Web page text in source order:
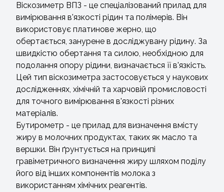
Віскозиметр ВПЗ - це спеціалізований прилад для
вимірювання в'язкості рідин та полімерів. Він
використовує платинове жерно, що
обертається, занурене в досліджувану рідину. За
швидкістю обертання та силою, необхідною для
подолання опору рідини, визначається її в'язкість.
Цей тип віскозиметра застосовується у наукових
дослідженнях, хімічній та харчовій промисловості
для точного вимірювання в'язкості різних
матеріалів.
Бутирометр - це прилад для визначення вмісту
жиру в молочних продуктах, таких як масло та
вершки. Він ґрунтується на принципі
гравіметричного визначення жиру шляхом поділу
його від інших компонентів молока з
використанням хімічних реагентів.